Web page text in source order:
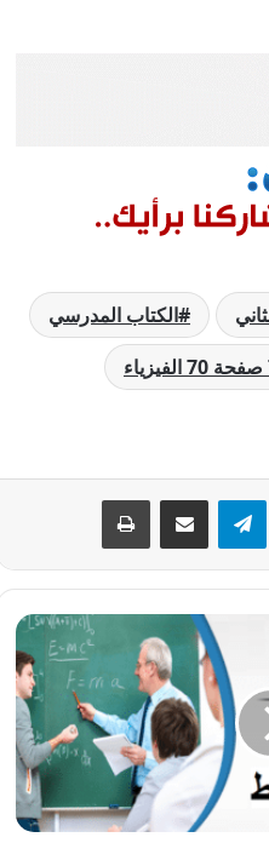
الكتاب المدرسي
تيلقراممشاركة عبر البريد طباعة